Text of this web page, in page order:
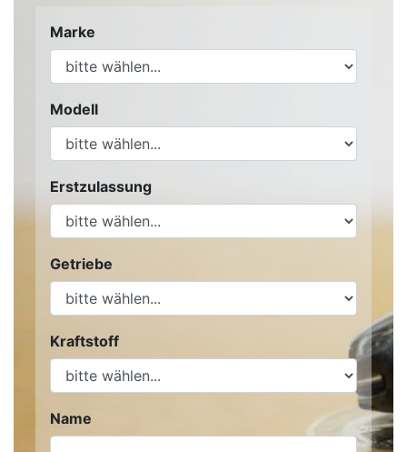
Marke
Modell
Erstzulassung
Getriebe
Kraftstoff
Name